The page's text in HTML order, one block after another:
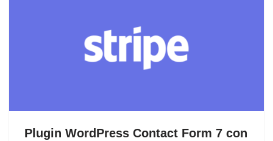
Plugin WordPress Contact Form 7 con